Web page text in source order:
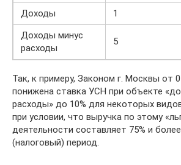
Доходы
1
Доходы минус
расходы
5
Так, к примеру, Законом г. Москвы от
понижена ставка УСН при объекте
расходы» до 10% для некоторых
при условии, что выручка по этому
деятельности составляет 75% и
(налоговый) период.